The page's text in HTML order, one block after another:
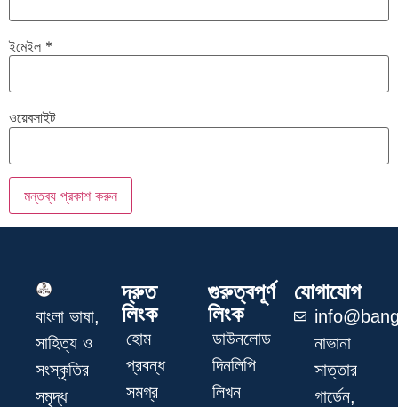
ইমেইল *
ওয়েবসাইট
বাংলা ভাষা,
সাহিত্য ও
সংস্কৃতির
সমৃদ্ধ
দ্রুত
লিংক
হোম
প্রবন্ধ
সমগ্র
গুরুত্বপূর্ণ
লিংক
ডাউনলোড
দিনলিপি
লিখন
যোগাযোগ
নাভানা
সাত্তার
গার্ডেন,